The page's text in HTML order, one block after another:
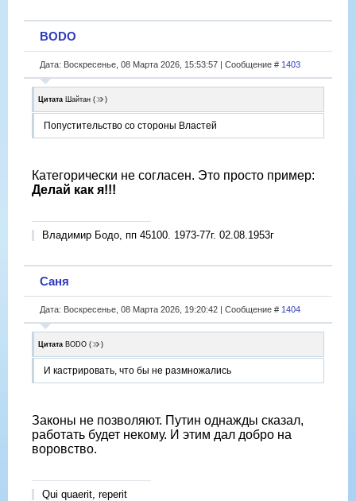
BODO
Дата: Воскресенье, 08 Марта 2026, 15:53:57 | Сообщение # 1403
Цитата Шайтан ( )
Попустительство со стороны Властей
Категорически не согласен. Это просто пример:
Делай как я!!!
Владимир Бодо, пп 45100. 1973-77г. 02.08.1953г
Саня
Дата: Воскресенье, 08 Марта 2026, 19:20:42 | Сообщение # 1404
Цитата BODO ( )
И кастрировать, что бы не размножались
Законы не позволяют. Путин однажды сказал,
работать будет некому. И этим дал добро на
воровство.
Qui quaerit, reperit